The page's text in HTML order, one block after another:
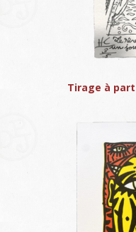
Tirage à